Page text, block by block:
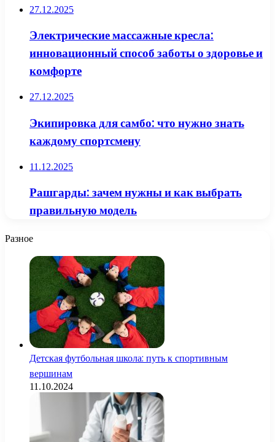
27.12.2025
Электрические массажные кресла:
инновационный способ заботы о здоровье и
комфорте
27.12.2025
Экипировка для самбо: что нужно знать
каждому спортсмену
11.12.2025
Рашгарды: зачем нужны и как выбрать
правильную модель
Разное
Детская футбольная школа: путь к спортивным
вершинам
11.10.2024